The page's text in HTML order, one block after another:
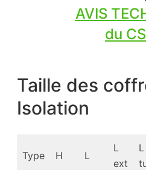
AVIS
du
Taille des
Isolation
Type H L
L
ext
L